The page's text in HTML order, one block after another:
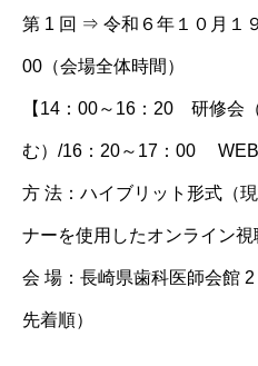
第 1 回 ⇒ 令和６年１０月１
00（会場全体時間）
【14：00～16：20 研修会
む）/16：20～17：00 WEB
方 法：ハイブリット形式（
ナーを使用したオンライン視
会 場：長崎県歯科医師会館
先着順）